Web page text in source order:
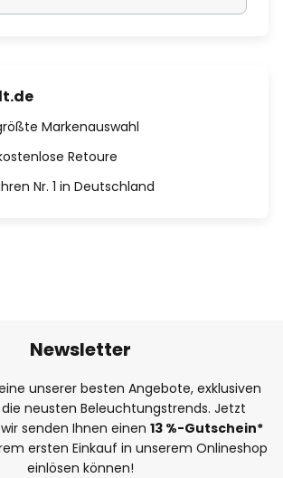
Markenauswahl
Retoure
Nr. 1 in Deutschland
Newsletter
unserer besten Angebote, exklusiven
neusten Beleuchtungstrends. Jetzt
senden Ihnen einen 13 %-Gutschein*
ersten Einkauf in unserem Onlineshop
einlösen können!